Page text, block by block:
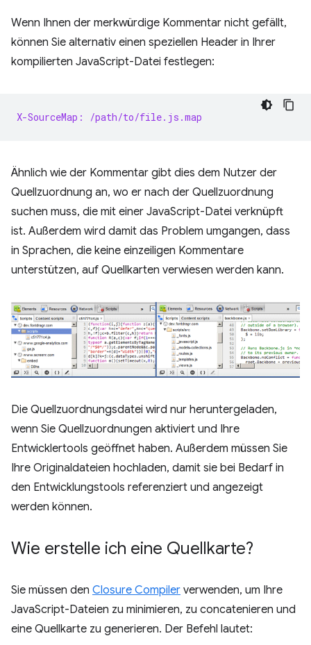
Wenn Ihnen der merkwürdige Kommentar nicht gefällt,
können Sie alternativ einen speziellen Header in Ihrer
kompilierten JavaScript-Datei festlegen:
X-SourceMap: /path/to/file.js.map
Ähnlich wie der Kommentar gibt dies dem Nutzer der
Quellzuordnung an, wo er nach der Quellzuordnung
suchen muss, die mit einer JavaScript-Datei verknüpft
ist. Außerdem wird damit das Problem umgangen, dass
in Sprachen, die keine einzeiligen Kommentare
unterstützen, auf Quellkarten verwiesen werden kann.
Die Quellzuordnungsdatei wird nur heruntergeladen,
wenn Sie Quellzuordnungen aktiviert und Ihre
Entwicklertools geöffnet haben. Außerdem müssen Sie
Ihre Originaldateien hochladen, damit sie bei Bedarf in
den Entwicklungstools referenziert und angezeigt
werden können.
Wie erstelle ich eine Quellkarte?
Sie müssen den Closure Compiler verwenden, um Ihre
JavaScript-Dateien zu minimieren, zu concatenieren und
eine Quellkarte zu generieren. Der Befehl lautet: